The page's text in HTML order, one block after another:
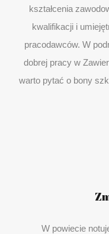
kształcenia
kwalifikacji i
pracodawców. W
dobrej pracy w
warto pytać o bony
W powiecie